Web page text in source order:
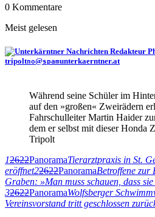
0 Kommentare
Meist gelesen
tripoltno@spamunterkaerntner.at
Während seine Schüler im
auf den »großen« Zweirädern
Fahrschulleiter Martin Haider
dem er selbst mit dieser Honda
Tripolt
12622PanoramaTierarztpraxis in St.
eröffnet22622PanoramaBetroffene zur
Graben: »Man muss schauen, dass
32622PanoramaWolfsberger
Vereinsvorstand tritt geschlossen